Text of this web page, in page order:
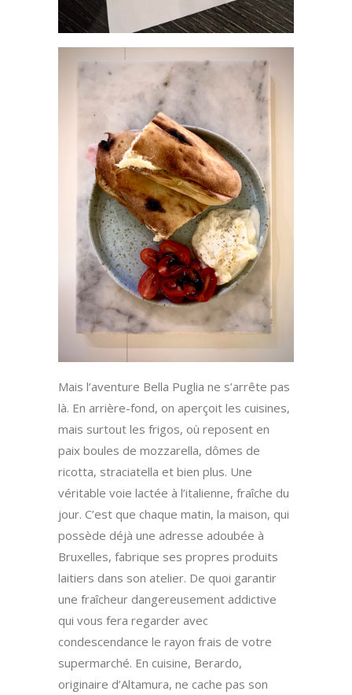
Mais l’aventure Bella Puglia ne s’arrête pas
là. En arrière-fond, on aperçoit les cuisines,
mais surtout les frigos, où reposent en
paix boules de mozzarella, dômes de
ricotta, straciatella et bien plus. Une
véritable voie lactée à l’italienne, fraîche du
jour. C’est que chaque matin, la maison, qui
possède déjà une adresse adoubée à
Bruxelles, fabrique ses propres produits
laitiers dans son atelier. De quoi garantir
une fraîcheur dangereusement addictive
qui vous fera regarder avec
condescendance le rayon frais de votre
supermarché. En cuisine, Berardo,
originaire d’Altamura, ne cache pas son